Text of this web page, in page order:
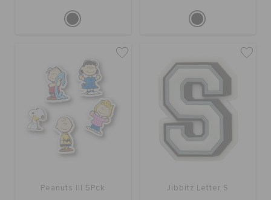
Jibbitz Letter S
Peanuts III 5Pck